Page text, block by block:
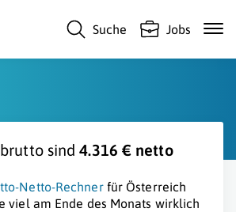
Suche Jobs
sind4.316 € netto
Netto-Rechnerfür Österreich
viel am Ende des Monats wirklich